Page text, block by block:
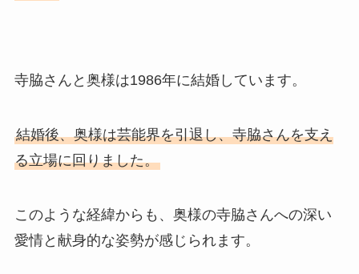
寺脇さんと奥様は1986年に結婚しています。
結婚後、奥様は芸能界を引退し、寺脇さんを支え
る立場に回りました。
このような経緯からも、奥様の寺脇さんへの深い
愛情と献身的な姿勢が感じられます。